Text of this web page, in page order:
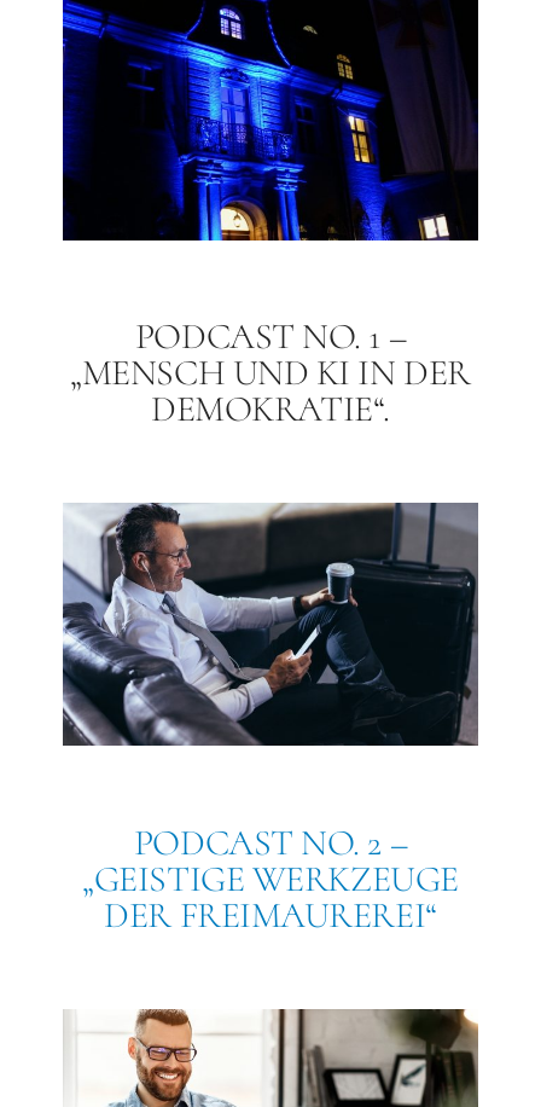
PODCAST NO. 1 –
„MENSCH UND KI IN DER
DEMOKRATIE“.
PODCAST NO. 2 –
„GEISTIGE WERKZEUGE
DER FREIMAUREREI“